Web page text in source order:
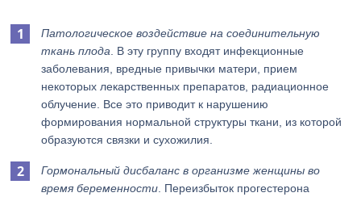
Патологическое воздействие на соединительную
ткань плода . В эту группу входят инфекционные
заболевания, вредные привычки матери, прием
некоторых лекарственных препаратов, радиационное
облучение. Все это приводит к нарушению
формирования нормальной структуры ткани, из которой
образуются связки и сухожилия.
Гормональный дисбаланс в организме женщины во
время беременности . Переизбыток прогестерона